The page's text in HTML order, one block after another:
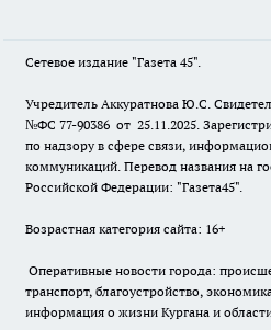
Сетевое издание "Газета 45".
Учредитель Аккуратнова Ю.С.
№ФС 77-90386 от 25.11.2025.
по надзору в сфере связи,
коммуникаций. Перевод названия на
Российской Федерации: "Газета45".
Возрастная категория сайта: 16+
Оперативные новости города:
транспорт, благоустройство,
информация о жизни Кургана и